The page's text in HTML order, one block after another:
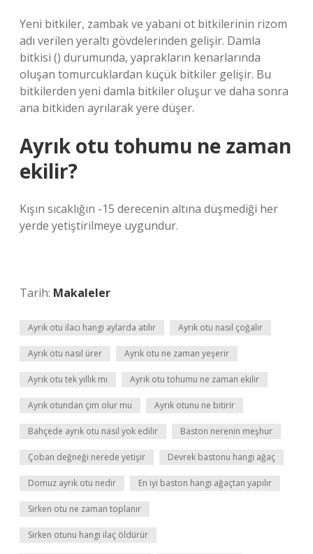
Yeni bitkiler, zambak ve yabani ot bitkilerinin rizom
adı verilen yeraltı gövdelerinden gelişir. Damla
bitkisi () durumunda, yaprakların kenarlarında
oluşan tomurcuklardan küçük bitkiler gelişir. Bu
bitkilerden yeni damla bitkiler oluşur ve daha sonra
ana bitkiden ayrılarak yere düşer.
Ayrık otu tohumu ne zaman
ekilir?
Kışın sıcaklığın -15 derecenin altına düşmediği her
yerde yetiştirilmeye uygundur.
Tarih: Makaleler
Ayrık otu ilacı hangi aylarda atılır Ayrık otu nasıl çoğalır
Ayrık otu nasıl ürer Ayrık otu ne zaman yeşerir
Ayrık otu tek yıllık mı Ayrık otu tohumu ne zaman ekilir
Ayrık otundan çim olur mu Ayrık otunu ne bitirir
Bahçede ayrık otu nasıl yok edilir Baston nerenin meşhur
Çoban değneği nerede yetişir Devrek bastonu hangi ağaç
Domuz ayrık otu nedir En iyi baston hangi ağaçtan yapılır
Sirken otu ne zaman toplanır
Sirken otunu hangi ilaç öldürür